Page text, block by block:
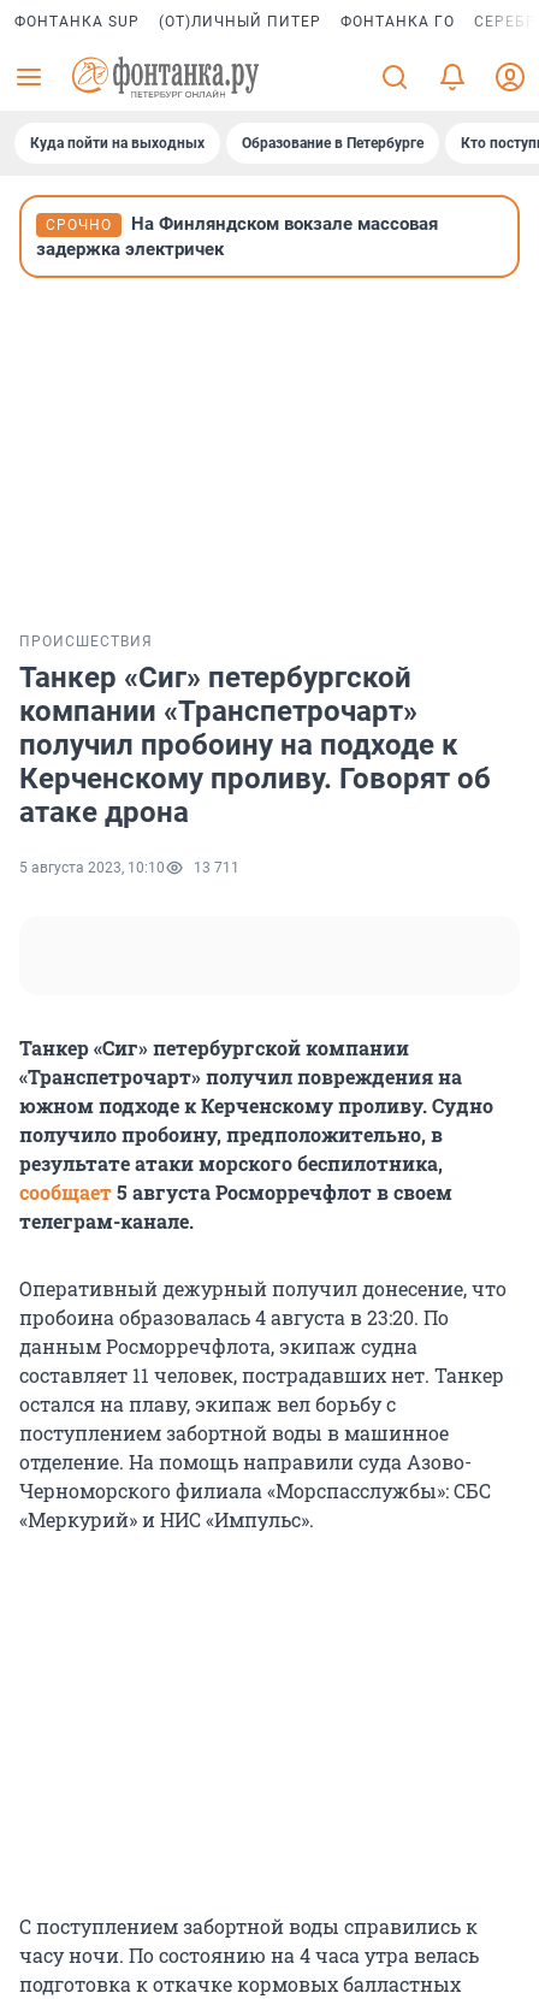
ФОНТАНКА SUP (ОТ)ЛИЧНЫЙ ПИТЕР ФОНТАНКА ГО
Куда пойти на выходных Образование в Петербурге Кто
СРОЧНО
На Финляндском вокзале массовая
задержка электричек
ПРОИСШЕСТВИЯ
Танкер «Сиг» петербургской
компании «Транспетрочарт»
получил пробоину на подходе к
Керченскому проливу. Говорят об
атаке дрона
5 августа 2023, 10:10 13 711
Танкер «Сиг» петербургской компании
«Транспетрочарт» получил повреждения на
южном подходе к Керченскому проливу. Судно
получило пробоину, предположительно, в
результате атаки морского беспилотника,
сообщает5 августа Росморречфлот в своем
телеграм-канале.
Оперативный дежурный получил донесение, что
пробоина образовалась 4 августа в 23:20. По
данным Росморречфлота, экипаж судна
составляет 11 человек, пострадавших нет. Танкер
остался на плаву, экипаж вел борьбу с
поступлением забортной воды в машинное
отделение. На помощь направили суда Азово-
Черноморского филиала «Морспасслужбы»: СБС
«Меркурий» и НИС «Импульс».
С поступлением забортной воды справились к
часу ночи. По состоянию на 4 часа утра велась
подготовка к откачке кормовых балластных